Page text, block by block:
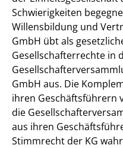
Schwierigkeiten
Willensbildung und
GmbH übt als
Gesellschafterrechte in
GmbH aus. Die
ihren Geschäftsführern
die
aus ihren
Stimmrecht der KG